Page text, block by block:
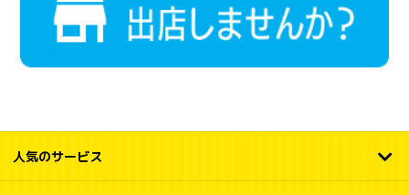
人気のサービス